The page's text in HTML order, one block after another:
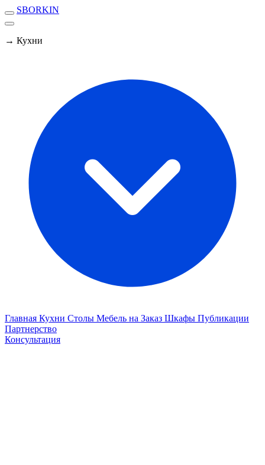
SBORKIN
→ Кухни
Главная Кухни Столы Мебель на Заказ Шкафы Публикации
Партнерство
Консультация